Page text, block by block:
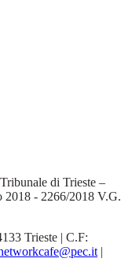
di Trieste –
2018 - 2266/2018 V.G.
Trieste | C.F:
|